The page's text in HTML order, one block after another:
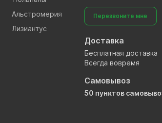
Альстромерия
Лизиантус
Перезвоните мне
Доставка
Бесплатная доставка
Всегда вовремя
Самовывоз
50 пунктов